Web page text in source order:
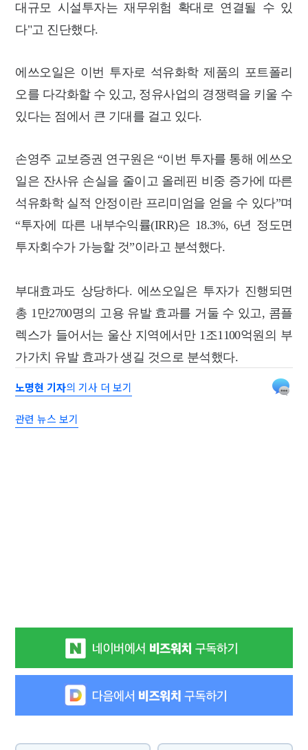
대규모 시설투자는 재무위험 확대로 연결될 수 있
다"고 진단했다.
에쓰오일은 이번 투자로 석유화학 제품의 포트폴리
오를 다각화할 수 있고, 정유사업의 경쟁력을 키울 수
있다는 점에서 큰 기대를 걸고 있다.
손영주 교보증권 연구원은 “이번 투자를 통해 에쓰오
일은 잔사유 손실을 줄이고 올레핀 비중 증가에 따른
석유화학 실적 안정이란 프리미엄을 얻을 수 있다”며
“투자에 따른 내부수익률(IRR)은 18.3%, 6년 정도면
투자회수가 가능할 것”이라고 분석했다.
부대효과도 상당하다. 에쓰오일은 투자가 진행되면
총 1만2700명의 고용 유발 효과를 거둘 수 있고, 콤플
렉스가 들어서는 울산 지역에서만 1조1100억원의 부
가가치 유발 효과가 생길 것으로 분석했다.
노명현 기자의 기사 더 보기
관련 뉴스 보기